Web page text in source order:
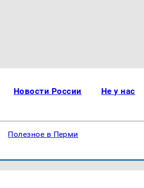
Новости России Не у нас
Полезное в Перми